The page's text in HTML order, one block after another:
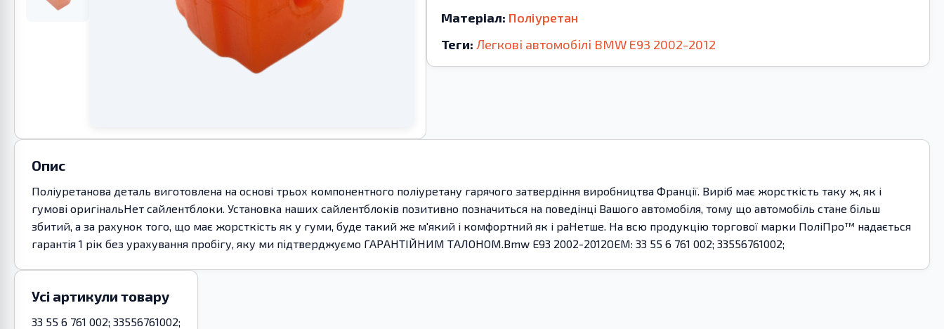
Матеріал: Поліуретан
Теги: Легкові автомобілі BMW E93 2002-2012
Опис
Поліуретанова деталь виготовлена на основі трьох компонентного поліуретану гарячого затвердіння виробництва Франції. Виріб має жорсткість таку ж, як і
гумові оригінальНет сайлентблоки. Установка наших сайлентблоків позитивно позначиться на поведінці Вашого автомобіля, тому що автомобіль стане більш
збитий, а за рахунок того, що має жорсткість як у гуми, буде такий же м'який і комфортний як і раНетше. На всю продукцію торгової марки ПоліПро™ надається
гарантія 1 рік без урахування пробігу, яку ми підтверджуємо ГАРАНТІЙНИМ ТАЛОНОМ.Bmw E93 2002-2012OEM: 33 55 6 761 002; 33556761002;
Усі артикули товару
33 55 6 761 002; 33556761002;